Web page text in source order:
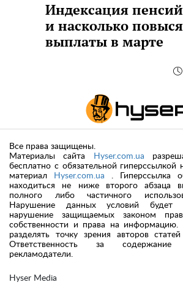
Индексация
и насколько
выплаты в марте
Hyser Media
Все права защищены.
Материалы сайта
Hyser.com.ua
бесплатно с обязательной гиперссылкой
материал
Hyser.com.ua . Гиперссылка
находиться не ниже второго абзаца
полного либо частичного
Нарушение данных условий будет
нарушение защищаемых законом прав
собственности и права на
разделять точку зрения авторов
Ответственность за
рекламодатели.